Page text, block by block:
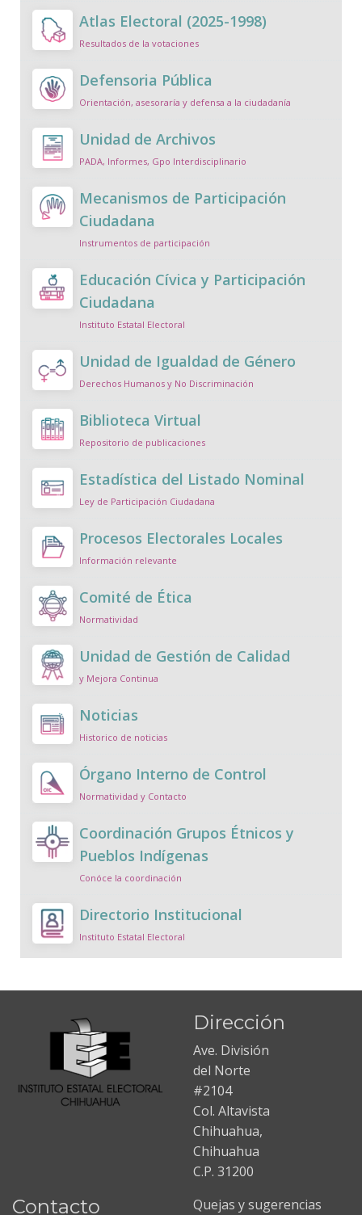
Atlas Electoral (2025-1998)
Resultados de la votaciones
Defensoria Pública
Orientación, asesoraría y defensa a la ciudadanía
Unidad de Archivos
PADA, Informes, Gpo Interdisciplinario
Mecanismos de Participación
Ciudadana
Instrumentos de participación
Educación Cívica y Participación
Ciudadana
Instituto Estatal Electoral
Unidad de Igualdad de Género
Derechos Humanos y No Discriminación
Biblioteca Virtual
Repositorio de publicaciones
Estadística del Listado Nominal
Ley de Participación Ciudadana
Procesos Electorales Locales
Información relevante
Comité de Ética
Normatividad
Unidad de Gestión de Calidad
y Mejora Continua
Noticias
Historico de noticias
Órgano Interno de Control
Normatividad y Contacto
Coordinación Grupos Étnicos y
Pueblos Indígenas
Conóce la coordinación
Directorio Institucional
Instituto Estatal Electoral
Dirección
Ave. División
del Norte
#2104
Col. Altavista
Chihuahua,
Chihuahua
C.P. 31200
Contacto Quejas y sugerencias